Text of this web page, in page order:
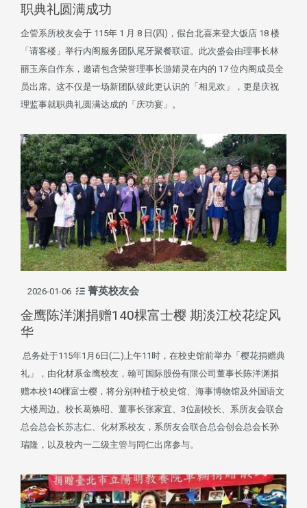
职典礼圆满成功
企管系所校友会于 115年 1 月 8 日(四)，假台北喜来登大饭店 18 楼
「请客楼」举行内阁服务团队尾牙聚餐联谊。此次盛会由理事长林
丽玉亲自作东，邀请包含荣誉理事长游婧灵在内的 17 位内阁成员全
员出席。这不仅是一场新团队彼此更认识的「相见欢」，更是庆祝
理监事就职典礼圆满达成的「庆功宴」。
2026-01-06 菁英校友会
金鹰陈洋渊捐赠140棵富士樱 期淡江校花绽风
华
总务处于115年1月6日(二)上午11时，在校史馆前举办「樱花捐赠典
礼」，由化材系金鹰校友，翰可国际股份有限公司董事长陈洋渊捐
赠本校140棵富士樱，将分别种植于校史馆、海事博物馆及外国语文
大楼周边。校长葛焕昭、董事长张家宜、3位副校长、系所友会联合
总会总会长苏志仁、化材系校友，系所友会联合总会创会总会长孙
瑞隆，以及校内一二级主管与同仁出席参与。